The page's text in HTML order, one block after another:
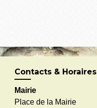
Contacts & Horaires
Mairie
Place de la Mairie